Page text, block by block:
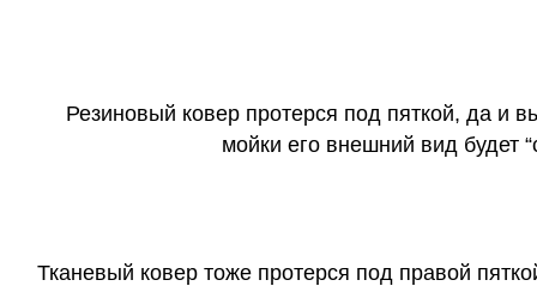
Резиновый ковер протерся под пяткой, да и
мойки его внешний вид будет
Тканевый ковер тоже протерся под правой